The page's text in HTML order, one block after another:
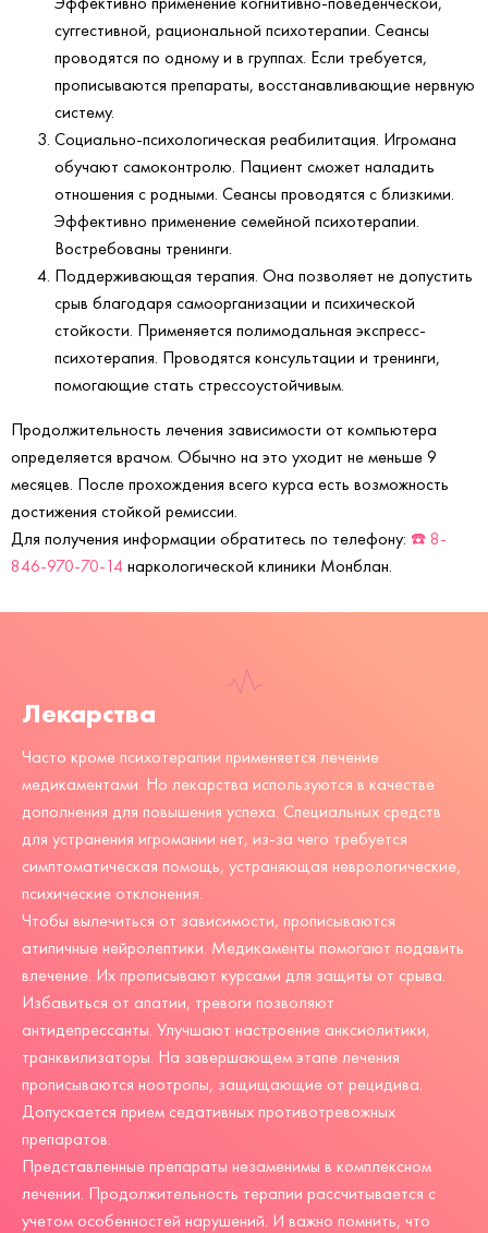
суггестивной, рациональной психотерапии. Сеансы
проводятся по одному и в группах. Если требуется,
прописываются препараты, восстанавливающие нервную
систему.
Социально-психологическая реабилитация. Игромана
обучают самоконтролю. Пациент сможет наладить
отношения с родными. Сеансы проводятся с близкими.
Эффективно применение семейной психотерапии.
Востребованы тренинги.
Поддерживающая терапия. Она позволяет не допустить
срыв благодаря самоорганизации и психической
стойкости. Применяется полимодальная экспресс-
психотерапия. Проводятся консультации и тренинги,
помогающие стать стрессоустойчивым.
Продолжительность лечения зависимости от компьютера
определяется врачом. Обычно на это уходит не меньше 9
месяцев. После прохождения всего курса есть возможность
достижения стойкой ремиссии.
Для получения информации обратитесь по телефону: ☎️ 8-
846-970-70-14 наркологической клиники Монблан.
Лекарства
Часто кроме психотерапии применяется лечение
медикаментами. Но лекарства используются в качестве
дополнения для повышения успеха. Специальных средств
для устранения игромании нет, из-за чего требуется
симптоматическая помощь, устраняющая неврологические,
психические отклонения.
Чтобы вылечиться от зависимости, прописываются
атипичные нейролептики. Медикаменты помогают подавить
влечение. Их прописывают курсами для защиты от срыва.
Избавиться от апатии, тревоги позволяют
антидепрессанты. Улучшают настроение анксиолитики,
транквилизаторы. На завершающем этапе лечения
прописываются ноотропы, защищающие от рецидива.
Допускается прием седативных противотревожных
препаратов.
Представленные препараты незаменимы в комплексном
лечении. Продолжительность терапии рассчитывается с
учетом особенностей нарушений. И важно помнить, что